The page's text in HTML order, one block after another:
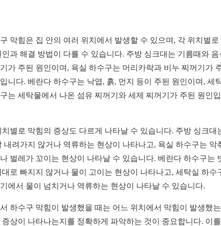
막힘은 집 안의 여러 위치에서 발생할 수 있으며, 각 위치별로
인과 해결 방법이 다를 수 있습니다. 주방 싱크대는 기름때와 음
가 주된 원인이며, 욕실 하수구는 머리카락과 비누 찌꺼기가
니다. 베란다 하수구는 낙엽, 흙, 먼지 등이 주된 원인이며, 세
는 세탁물에서 나온 섬유 찌꺼기와 세제 찌꺼기가 주된 원인
치별로 막힘의 증상도 다르게 나타날 수 있습니다. 주방 싱크대
내려가지 않거나 역류하는 현상이 나타나고, 욕실 하수구는 악
벌레가 꼬이는 현상이 나타날 수 있습니다. 베란다 하수구는
대로 빠지지 않거나 물이 고이는 현상이 나타나고, 세탁실 하수
에서 물이 넘치거나 역류하는 현상이 나타날 수 있습니다.
하수구 막힘이 발생했을 때는 어느 위치에서 막힘이 발생했
증상이 나타나는지를 정확하게 파악하는 것이 중요합니다. 이